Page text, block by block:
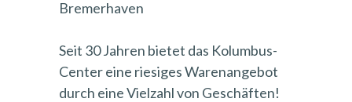
Bremerhaven
Seit 30 Jahren bietet das Kolumbus-
Center eine riesiges Warenangebot
durch eine Vielzahl von Geschäften!